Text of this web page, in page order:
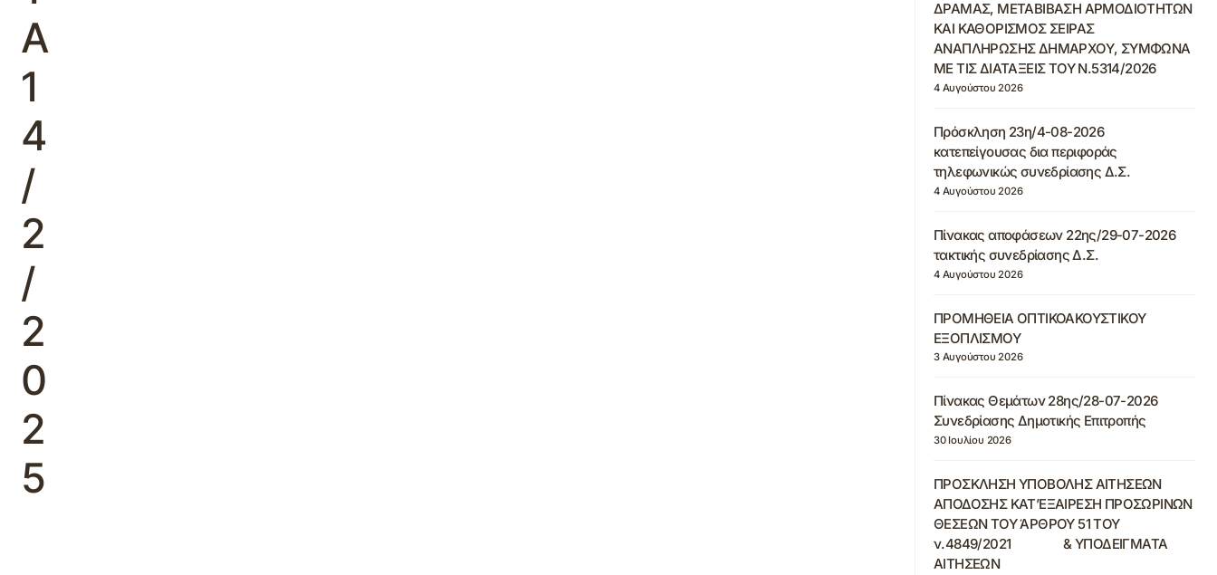
Α
1
4
/
2
/
2
0
2
5
ΔΡΑΜΑΣ, ΜΕΤΑΒΙΒΑΣΗ ΑΡΜΟΔΙΟΤΗΤΩΝ
ΚΑΙ ΚΑΘΟΡΙΣΜΟΣ ΣΕΙΡΑΣ
ΑΝΑΠΛΗΡΩΣΗΣ ΔΗΜΑΡΧΟΥ, ΣΥΜΦΩΝΑ
ΜΕ ΤΙΣ ΔΙΑΤΑΞΕΙΣ ΤΟΥ Ν.5314/2026
4 Αυγούστου 2026
Πρόσκληση 23η/4-08-2026
κατεπείγουσας δια περιφοράς
τηλεφωνικώς συνεδρίασης Δ.Σ.
4 Αυγούστου 2026
Πίνακας αποφάσεων 22ης/29-07-2026
τακτικής συνεδρίασης Δ.Σ.
4 Αυγούστου 2026
ΠΡΟΜΗΘΕΙΑ ΟΠΤΙΚΟΑΚΟΥΣΤΙΚΟΥ
ΕΞΟΠΛΙΣΜΟΥ
3 Αυγούστου 2026
Πίνακας Θεμάτων 28ης/28-07-2026
Συνεδρίασης Δημοτικής Επιτροπής
30 Ιουλίου 2026
ΠΡΟΣΚΛΗΣΗ ΥΠΟΒΟΛΗΣ ΑΙΤΗΣΕΩΝ
ΑΠΟΔΟΣΗΣ ΚΑΤ’ΕΞΑΙΡΕΣΗ ΠΡΟΣΩΡΙΝΩΝ
ΘΕΣΕΩΝ ΤΟΥ ΆΡΘΡΟΥ 51 ΤΟΥ
ν.4849/2021 & ΥΠΟΔΕΙΓΜΑΤΑ
ΑΙΤΗΣΕΩΝ